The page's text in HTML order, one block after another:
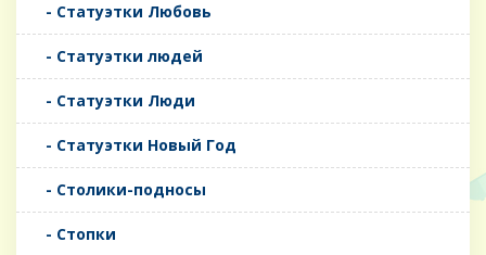
- Статуэтки Любовь
- Статуэтки людей
- Статуэтки Люди
- Статуэтки Новый Год
- Столики-подносы
- Стопки